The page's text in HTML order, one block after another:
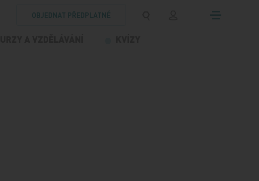
OBJEDNAT PŘEDPLATNÉ